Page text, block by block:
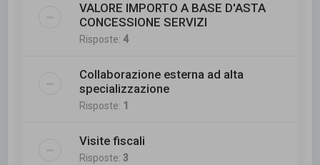
VALORE IMPORTO A BASE D'ASTA
CONCESSIONE SERVIZI
Risposte:4
Collaborazione esterna ad alta
specializzazione
Risposte: 1
Visite fiscali
Risposte:3